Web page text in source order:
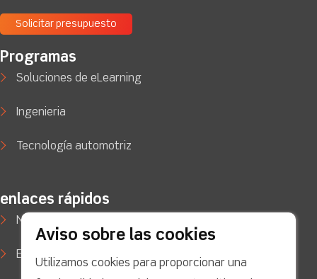
Solicitar presupuesto
Programas
Soluciones de eLearning
Ingenieria
Tecnología automotriz
enlaces rápidos
Noticias
Estudios de caso
Aviso sobre las cookies
Utilizamos cookies para proporcionar una